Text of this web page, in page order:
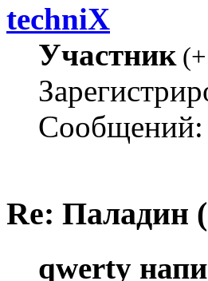
techniX
Участник(
Сообщений:
Re: Паладин
qwerty